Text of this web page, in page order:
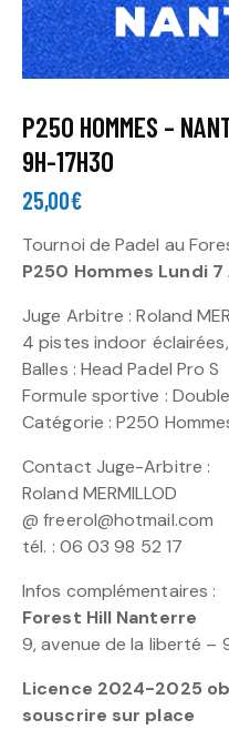
P250 HOMMES –
9H-17H30
25,00€
Tournoi de Padel au
P250 Hommes Lundi
Juge Arbitre : Roland
4 pistes indoor
Balles : Head Padel Pro S
Formule sportive :
Catégorie : P250
Contact Juge-Arbitre :
Roland MERMILLOD
@ freerol@hotmail.com
tél. : 06 03 98 52 17
Infos complémentaires :
Forest Hill Nanterre
9, avenue de la liberté –
Licence 2024-2025
souscrire sur place